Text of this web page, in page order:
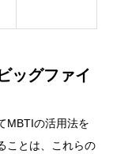
ッグファイ
MBTIの活用法を
ことは、これらの